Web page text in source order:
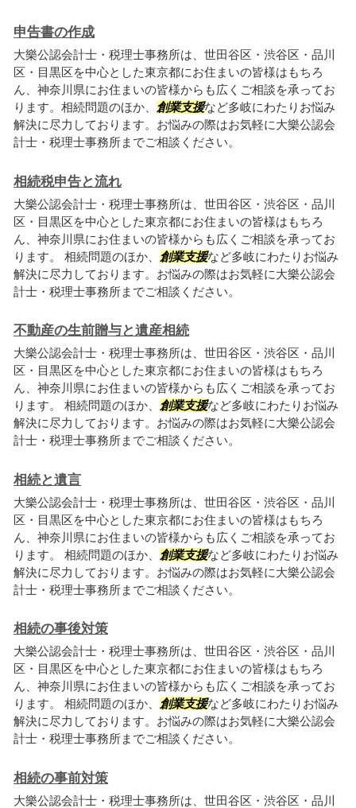
申告書の作成
大樂公認会計士・税理士事務所は、世田谷区・渋谷区・品川
区・目黒区を中心とした東京都にお住まいの皆様はもちろ
ん、神奈川県にお住まいの皆様からも広くご相談を承ってお
ります。相続問題のほか、 創業支援など多岐にわたりお悩み
解決に尽力しております。お悩みの際はお気軽に大樂公認会
計士・税理士事務所までご相談ください。
相続税申告と流れ
大樂公認会計士・税理士事務所は、世田谷区・渋谷区・品川
区・目黒区を中心とした東京都にお住まいの皆様はもちろ
ん、神奈川県にお住まいの皆様からも広くご相談を承ってお
ります。 相続問題のほか、 創業支援など多岐にわたりお悩み
解決に尽力しております。お悩みの際はお気軽に大樂公認会
計士・税理士事務所までご相談ください。
不動産の生前贈与と遺産相続
大樂公認会計士・税理士事務所は、世田谷区・渋谷区・品川
区・目黒区を中心とした東京都にお住まいの皆様はもちろ
ん、神奈川県にお住まいの皆様からも広くご相談を承ってお
ります。 相続問題のほか、 創業支援など多岐にわたりお悩み
解決に尽力しております。お悩みの際はお気軽に大樂公認会
計士・税理士事務所までご相談ください。
相続と遺言
大樂公認会計士・税理士事務所は、世田谷区・渋谷区・品川
区・目黒区を中心とした東京都にお住まいの皆様はもちろ
ん、神奈川県にお住まいの皆様からも広くご相談を承ってお
ります。 相続問題のほか、 創業支援など多岐にわたりお悩み
解決に尽力しております。お悩みの際はお気軽に大樂公認会
計士・税理士事務所までご相談ください。
相続の事後対策
大樂公認会計士・税理士事務所は、世田谷区・渋谷区・品川
区・目黒区を中心とした東京都にお住まいの皆様はもちろ
ん、神奈川県にお住まいの皆様からも広くご相談を承ってお
ります。 相続問題のほか、 創業支援など多岐にわたりお悩み
解決に尽力しております。お悩みの際はお気軽に大樂公認会
計士・税理士事務所までご相談ください。
相続の事前対策
大樂公認会計士・税理士事務所は、世田谷区・渋谷区・品川